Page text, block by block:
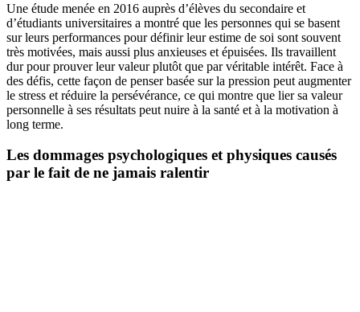
Une étude menée en 2016 auprès d’élèves du secondaire et
d’étudiants universitaires a montré que les personnes qui se basent
sur leurs performances pour définir leur estime de soi sont souvent
très motivées, mais aussi plus anxieuses et épuisées. Ils travaillent
dur pour prouver leur valeur plutôt que par véritable intérêt. Face à
des défis, cette façon de penser basée sur la pression peut augmenter
le stress et réduire la persévérance, ce qui montre que lier sa valeur
personnelle à ses résultats peut nuire à la santé et à la motivation à
long terme.
Les dommages psychologiques et physiques causés
par le fait de ne jamais ralentir